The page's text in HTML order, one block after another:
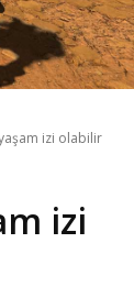
izi olabilir
izi